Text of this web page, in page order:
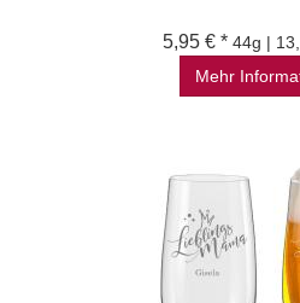
5,95 € * 44g |
Mehr